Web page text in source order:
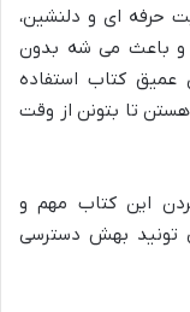
حرفه ای و دلنشین،
و باعث می شه بدون
عمیق کتاب استفاده
تا بتونن از وقت
این کتاب مهم و
تونید بهش دسترسی